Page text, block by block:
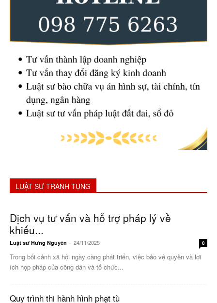
LUẬT SƯ TRANH TỤNG
Dịch vụ tư vấn và hỗ trợ pháp lý về
khiếu...
Luật sư Hưng Nguyên - 24/11/2025 0
Trong bối cảnh xã hội ngày càng phát triển, việc bảo vệ quyền và lợi
ích hợp pháp của công dân và tổ chức...
Quy trình thi hành hình phạt tù